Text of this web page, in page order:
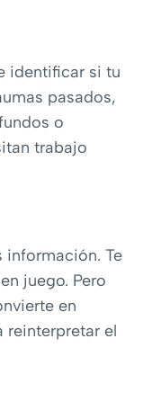
identificar si tu
pasados,
o
trabajo
información. Te
juego. Pero
en
reinterpretar el